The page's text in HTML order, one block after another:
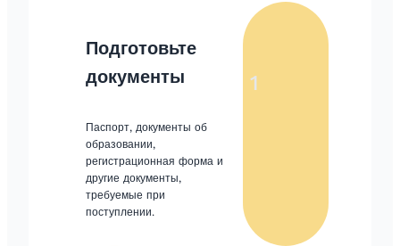
Подготовьте
документы
Паспорт, документы об
образовании,
регистрационная форма и
другие документы,
требуемые при
поступлении.
1